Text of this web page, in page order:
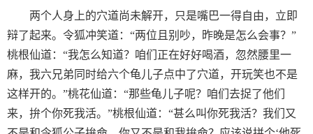
两个人身上的穴道尚未解开，只是嘴巴一得自由，立即
辩了起来。令狐冲笑道：“两位且别吵，昨晚是怎么会事？”
桃根仙道：“我怎么知道？咱们正在好好喝酒，忽然腰里一
麻，我六兄弟同时给六个龟儿子点中了穴道，开玩笑也不是
这样开的。”桃花仙道：“那些龟儿子呢？咱们去捉了他们
来，拚个你死我活。”桃根仙道：“甚么叫你死我活？我们又